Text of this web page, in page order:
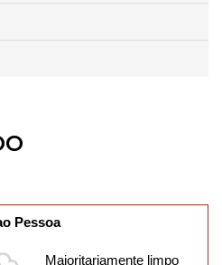
Pessoa
Maioritariamente limpo